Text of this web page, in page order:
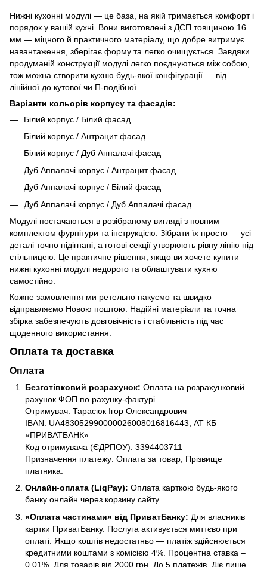
Нижні кухонні модулі — це база, на якій тримається комфорт і
порядок у вашій кухні. Вони виготовлені з ДСП товщиною 16
мм — міцного й практичного матеріалу, що добре витримує
навантаження, зберігає форму та легко очищується. Завдяки
продуманій конструкції модулі легко поєднуються між собою,
тож можна створити кухню будь-якої конфігурації — від
лінійної до кутової чи П-подібної.
Варіанти кольорів корпусу та фасадів:
Білий корпус / Білий фасад
Білий корпус / Антрацит фасад
Білий корпус / Дуб Аппалачі фасад
Дуб Аппалачі корпус / Антрацит фасад
Дуб Аппалачі корпус / Білий фасад
Дуб Аппалачі корпус / Дуб Аппалачі фасад
Модулі постачаються в розібраному вигляді з повним
комплектом фурнітури та інструкцією. Зібрати їх просто — усі
деталі точно підігнані, а готові секції утворюють рівну лінію під
стільницею. Це практичне рішення, якщо ви хочете купити
нижні кухонні модулі недорого та облаштувати кухню
самостійно.
Кожне замовлення ми ретельно пакуємо та швидко
відправляємо Новою поштою. Надійні матеріали та точна
збірка забезпечують довговічність і стабільність під час
щоденного використання.
Оплата та доставка
Оплата
Безготівковий розрахунок: Оплата на розрахунковий
рахунок ФОП по рахунку-фактурі.
Отримувач: Тарасюк Ігор Олександрович
IBAN: UA483052990000026008016816443, АТ КБ
«ПРИВАТБАНК»
Код отримувача (ЄДРПОУ): 3394403711
Призначення платежу: Оплата за товар, Прізвище
платника.
Онлайн-оплата (LiqPay): Оплата карткою будь-якого
банку онлайн через корзину сайту.
«Оплата частинами» від ПриватБанку: Для власників
картки ПриватБанку. Послуга активується миттєво при
оплаті. Якщо коштів недостатньо — платіж здійснюється
кредитними коштами з комісією 4%. Процентна ставка –
0,01%. Для товарів від 2000 грн. До 5 платежів. Діє лише